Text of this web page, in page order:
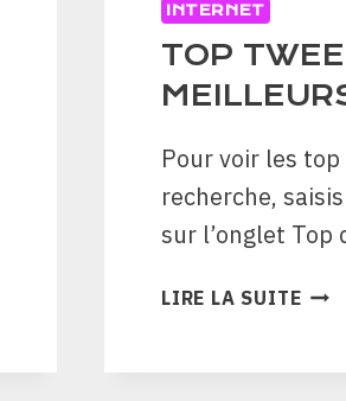
INTERNET
TOP
Pour voir les
recherche,
sur l’onglet Top
LIRE LA SUITETOP